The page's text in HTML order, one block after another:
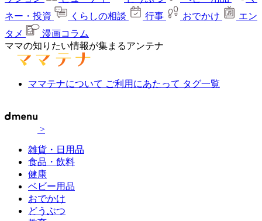
ネー・投資
くらしの相談 行事 おでかけ
エン
タメ
漫画コラム
ママの知りたい情報が集まるアンテナ
ママテナについて ご利用にあたって タグ一覧
>
雑貨・日用品
食品・飲料
健康
ベビー用品
おでかけ
どうぶつ